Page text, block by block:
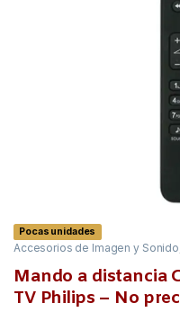
Pocas unidades
Accesorios de Imagen y Sonido
Mando a distancia
TV Philips – No